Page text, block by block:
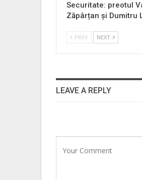
Securitate: preotul
Zăpârțan și Dumitru
PREV NEXT
LEAVE A REPLY